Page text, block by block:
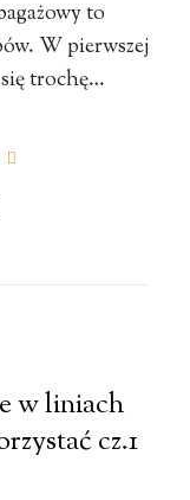
to
W pierwszej
trochę…
w liniach
cz.1